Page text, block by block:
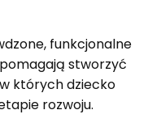
funkcjonalne
stworzyć
których dziecko
rozwoju.